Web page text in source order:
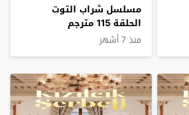
مسلسل شراب التوت
الحلقة 115 مترجم
منذ 7 أشهر